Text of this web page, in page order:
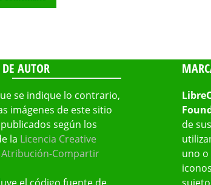
DE AUTOR
se indique lo contrario,
imágenes de este sitio
según los
la Licencia Creative
Compartir
de
uno o